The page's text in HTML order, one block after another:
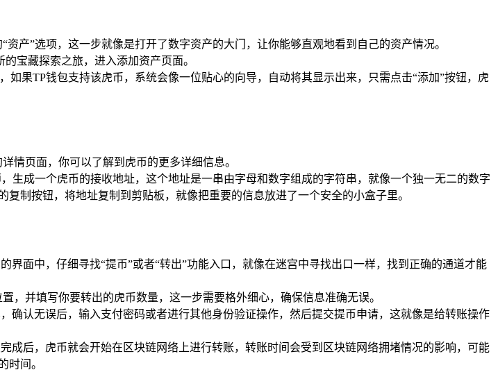
产”选项，这一步就像是打开了数字资产的大门，让你能够直观地看到自己的资产情况。
宝藏探索之旅，进入添加资产页面。
果TP钱包支持该虎币，系统会像一位贴心的向导，自动将其显示出来，只需点击“添加”按钮，虎
情页面，你可以了解到虎币的更多详细信息。
生成一个虎币的接收地址，这个地址是一串由字母和数字组成的字符串，就像一个独一无二的数字
制按钮，将地址复制到剪贴板，就像把重要的信息放进了一个安全的小盒子里。
面中，仔细寻找“提币”或者“转出”功能入口，就像在迷宫中寻找出口一样，找到正确的通道才能
，并填写你要转出的虎币数量，这一步需要格外细心，确保信息准确无误。
认无误后，输入支付密码或者进行其他身份验证操作，然后提交提币申请，这就像是给转账操作
后，虎币就会开始在区块链网络上进行转账，转账时间会受到区块链网络拥堵情况的影响，可能
时间。